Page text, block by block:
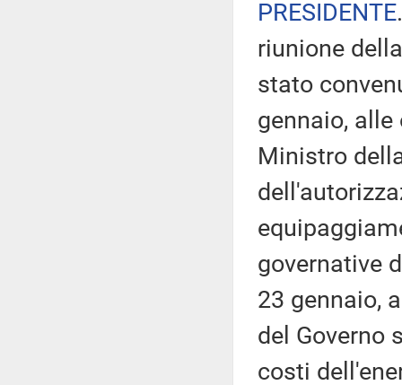
PRESIDENTE
riunione
stato
gennaio,
Ministro
governative
23 gennaio,
del Governo
costi